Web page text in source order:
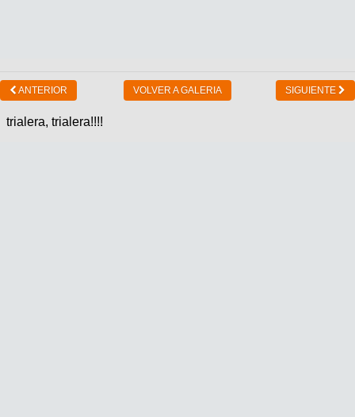
ANTERIOR VOLVER A GALERIA SIGUIENTE
trialera, trialera!!!!